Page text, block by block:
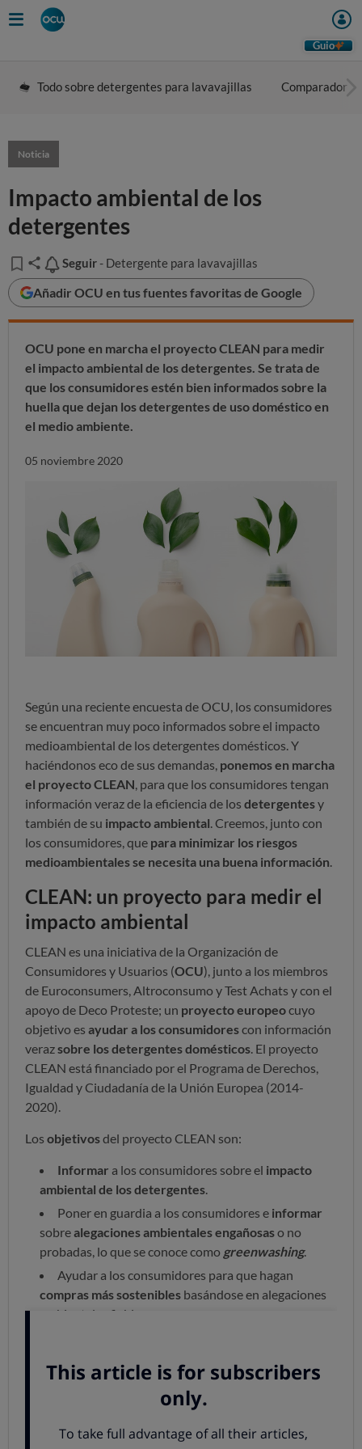
Guio
Todo sobre detergentes para lavavajillas Comparador
Noticia
Impacto ambiental de los
detergentes
Seguir
Seguir - Detergente para lavavajillas
Añadir OCU en tus fuentes favoritas de Google
OCU pone en marcha el proyecto CLEAN para medir
el impacto ambiental de los detergentes. Se trata de
que los consumidores estén bien informados sobre la
huella que dejan los detergentes de uso doméstico en
el medio ambiente.
05 noviembre 2020
Según una reciente encuesta de OCU, los consumidores
se encuentran muy poco informados sobre el impacto
medioambiental de los detergentes domésticos. Y
haciéndonos eco de sus demandas, ponemos en marcha
el proyecto CLEAN , para que los consumidores tengan
información veraz de la eficiencia de los detergentesy
también de su impacto ambiental . Creemos, junto con
los consumidores, que para minimizar los riesgos
medioambientales se necesita una buena información
CLEAN: un proyecto para medir el
impacto ambiental
CLEAN es una iniciativa de la Organización de
Consumidores y Usuarios (OCU), junto a los miembros
de Euroconsumers, Altroconsumo y Test Achats y con el
apoyo de Deco Proteste; un proyecto europeocuyo
objetivo es ayudar a los consumidorescon información
verazsobre los detergentes domésticos . El proyecto
CLEAN está financiado por el Programa de Derechos,
Igualdad y Ciudadanía de la Unión Europea (2014-
2020).
Los objetivosdel proyecto CLEAN son:
Informar a los consumidores sobre el impacto
ambiental de los detergentes
Poner en guardia a los consumidores e informar
sobrealegaciones ambientales engañosaso no
probadas, lo que se conoce como greenwashing.
Ayudar a los consumidores para que hagan
compras más sostenibles basándose en alegaciones
ambientales fiables.
ecológicas engañosas
.
metodologíasque puedan ser usadas
productos por otras entidades, como las